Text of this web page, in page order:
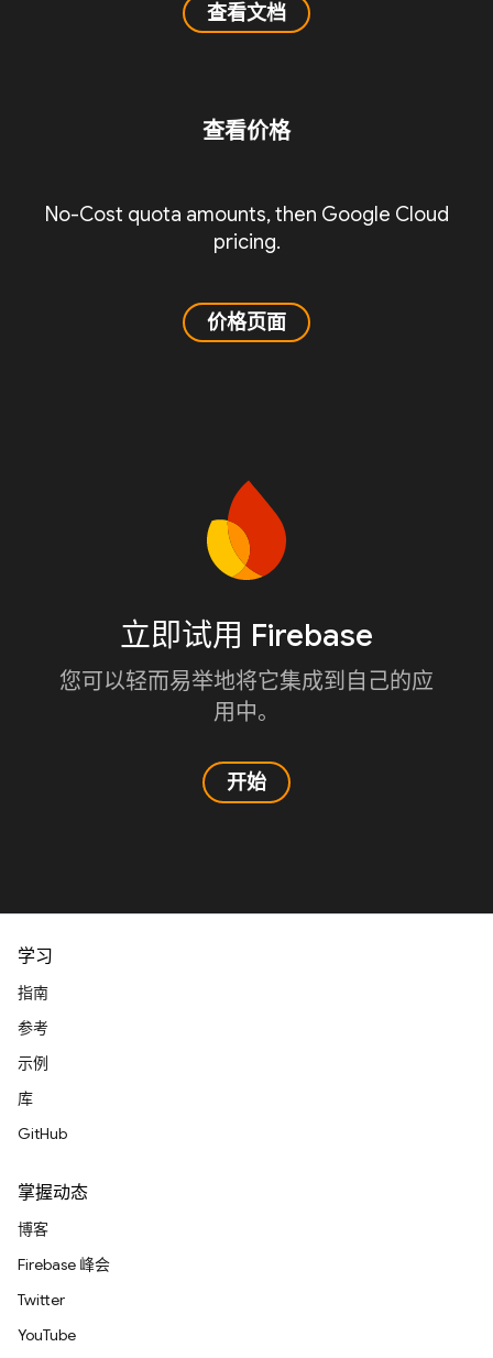
查看文档
查看价格
No-Cost quota amounts, then Google Cloud
pricing.
价格页面
立即试用 Firebase
您可以轻而易举地将它集成到自己的应
用中。
开始
学习
指南
参考
示例
库
GitHub
掌握动态
博客
Firebase 峰会
Twitter
YouTube